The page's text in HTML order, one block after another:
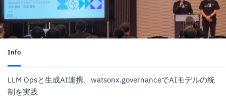
Info
LLM Opsと生成AI連携、watsonx.governanceでAIモデルの統
制を実践